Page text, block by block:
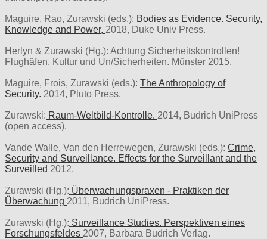
Maguire, Rao, Zurawski (eds.): Bodies as Evidence. Security,
Knowledge and Power, 2018, Duke Univ Press.
Herlyn & Zurawski (Hg.): Achtung Sicherheitskontrollen!
Flughäfen, Kultur und Un/Sicherheiten. Münster 2015.
Maguire, Frois, Zurawski (eds.): The Anthropology of
Security. 2014, Pluto Press.
Zurawski: Raum-Weltbild-Kontrolle. 2014, Budrich UniPress
(open access).
Vande Walle, Van den Herrewegen, Zurawski (eds.): Crime,
Security and Surveillance. Effects for the Surveillant and the
Surveilled 2012.
Zurawski (Hg.): Überwachungspraxen - Praktiken der
Überwachung 2011, Budrich UniPress.
Zurawski (Hg.): Surveillance Studies. Perspektiven eines
Forschungsfeldes 2007, Barbara Budrich Verlag.